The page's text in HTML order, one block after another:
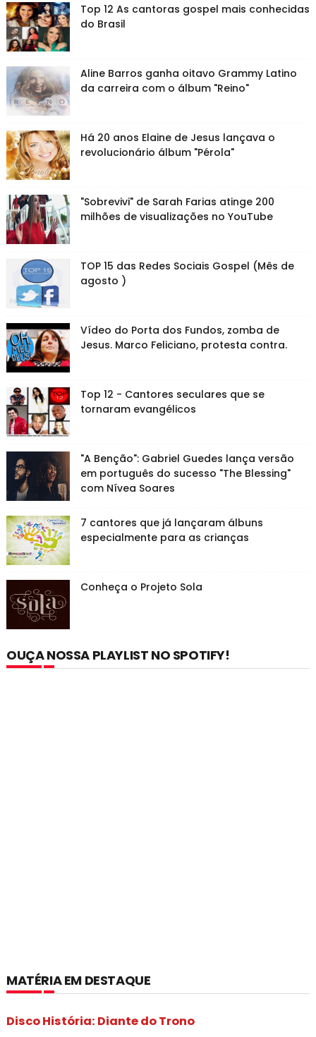
Top 12 As cantoras gospel mais conhecidas
do Brasil
Aline Barros ganha oitavo Grammy Latino
da carreira com o álbum "Reino"
Há 20 anos Elaine de Jesus lançava o
revolucionário álbum "Pérola"
"Sobrevivi" de Sarah Farias atinge 200
milhões de visualizações no YouTube
TOP 15 das Redes Sociais Gospel (Mês de
agosto )
Vídeo do Porta dos Fundos, zomba de
Jesus. Marco Feliciano, protesta contra.
Top 12 - Cantores seculares que se
tornaram evangélicos
"A Benção": Gabriel Guedes lança versão
em português do sucesso "The Blessing"
com Nívea Soares
7 cantores que já lançaram álbuns
especialmente para as crianças
Conheça o Projeto Sola
OUÇA NOSSA PLAYLIST NO SPOTIFY!
MATÉRIA EM DESTAQUE
Disco História: Diante do Trono